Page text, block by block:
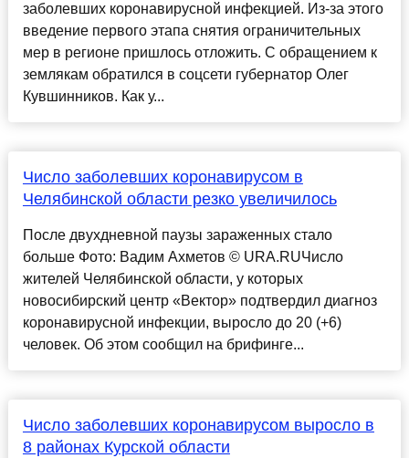
заболевших коронавирусной инфекцией. Из-за этого
введение первого этапа снятия ограничительных
мер в регионе пришлось отложить. С обращением к
землякам обратился в соцсети губернатор Олег
Кувшинников. Как у...
Число заболевших коронавирусом в
Челябинской области резко увеличилось
После двухдневной паузы зараженных стало
больше Фото: Вадим Ахметов © URA.RUЧисло
жителей Челябинской области, у которых
новосибирский центр «Вектор» подтвердил диагноз
коронавирусной инфекции, выросло до 20 (+6)
человек. Об этом сообщил на брифинге...
Число заболевших коронавирусом выросло в
8 районах Курской области